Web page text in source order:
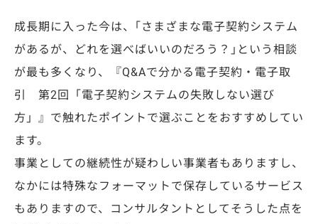
成長期に入った今は、｢さまざまな電子契約システム
があるが、どれを選べばいいのだろう？｣という相談
が最も多くなり、『Q&Aで分かる電子契約・電子取
引 第2回「電子契約システムの失敗しない選び
方」』で触れたポイントで選ぶことをおすすめしてい
ます。
事業としての継続性が疑わしい事業者もありますし、
なかには特殊なフォーマットで保存しているサービス
もありますので、コンサルタントとしてそうした点を